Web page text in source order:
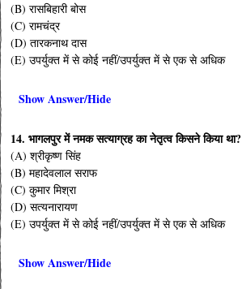
(B) रासबिहारी बोस
(C) रामचंद्र
(D) तारकनाथ दास
(E) उपर्युक्त में से कोई नहीं/उपर्युक्त में से एक से अधिक
Show Answer/Hide
14. भागलपुर में नमक सत्याग्रह का नेतृत्व किसने किया था?
(A) श्रीकृष्ण सिंह
(B) महादेवलाल सराफ
(C) कुमार मिश्रा
(D) सत्यनारायण
(E) उपर्युक्त में से कोई नहीं/उपर्युक्त में से एक से अधिक
Show Answer/Hide